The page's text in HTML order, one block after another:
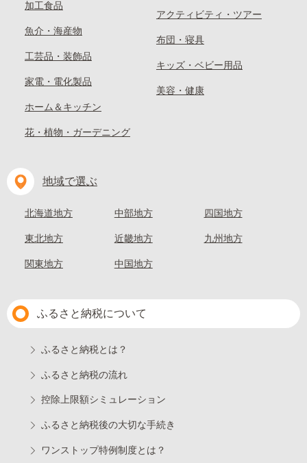
加工食品
魚介・海産物
工芸品・装飾品
家電・電化製品
ホーム＆キッチン
花・植物・ガーデニング
アクティビティ・ツアー
布団・寝具
キッズ・ベビー用品
美容・健康
地域で選ぶ
北海道地方
東北地方
関東地方
中部地方
近畿地方
中国地方
四国地方
九州地方
ふるさと納税について
ふるさと納税とは？
ふるさと納税の流れ
控除上限額シミュレーション
ふるさと納税後の大切な手続き
ワンストップ特例制度とは？